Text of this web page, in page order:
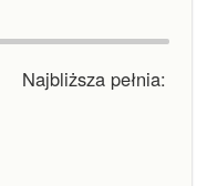
Najbliższa pełnia: